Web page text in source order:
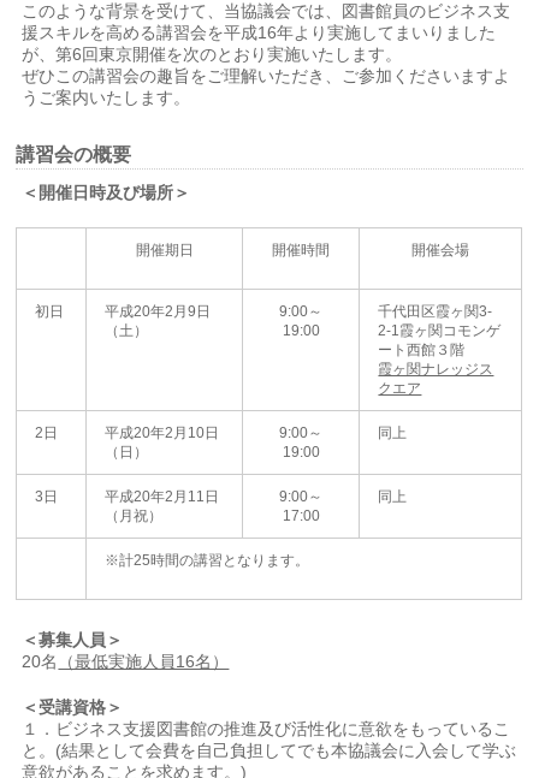
このような背景を受けて、当協議会では、図書館員のビジネス支
援スキルを高める講習会を平成16年より実施してまいりました
が、第6回東京開催を次のとおり実施いたします。
ぜひこの講習会の趣旨をご理解いただき、ご参加くださいますよ
うご案内いたします。
講習会の概要
＜開催日時及び場所＞
開催期日 開催時間 開催会場
初日
平成20年2月9日
（土）
9:00～
19:00
千代田区霞ヶ関3-
2-1霞ヶ関コモンゲ
ート西館３階
霞ヶ関ナレッジス
クエア
2日
平成20年2月10日
（日）
9:00～
19:00
同上
3日
平成20年2月11日
（月祝）
9:00～
17:00
同上
※計25時間の講習となります。
＜募集人員＞
20名
（最低実施人員16名）
＜受講資格＞
１．ビジネス支援図書館の推進及び活性化に意欲をもっているこ
と。(結果として会費を自己負担してでも本協議会に入会して学ぶ
意欲があることを求めます。)